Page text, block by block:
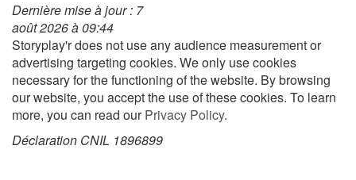
Dernière mise à jour : 7
août 2026 à 09:44
Storyplay'r does not use any audience measurement or
advertising targeting cookies. We only use cookies
necessary for the functioning of the website. By browsing
our website, you accept the use of these cookies. To learn
more, you can read ourPrivacy Policy.
Déclaration CNIL 1896899